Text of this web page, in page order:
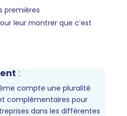
premières
leur montrer que c’est
:
compte une pluralité
complémentaires pour
dans les différentes